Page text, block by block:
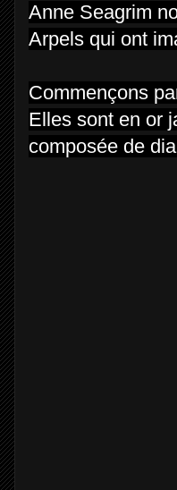
Anne Seagrim
Arpels qui ont
Commençons
Elles sont en or
composée de